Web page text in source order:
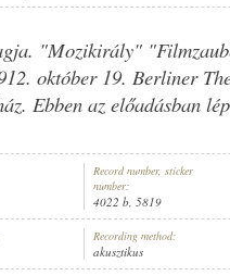
"Mozikirály"
október 19. Berliner
Ebben az előadásban
Record number, sticker
number:
4022 b, 5819
Recording method:
akusztikus